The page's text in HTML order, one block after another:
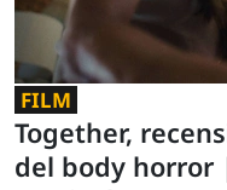
FILM
Together,
del body horror